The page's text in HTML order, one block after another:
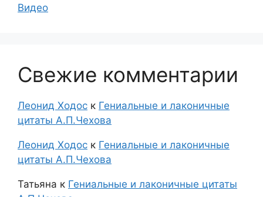
Видео
Свежие комментарии
Леонид Ходос к Гениальные и лаконичные
цитаты А.П.Чехова
Леонид Ходос к Гениальные и лаконичные
цитаты А.П.Чехова
Татьяна к Гениальные и лаконичные цитаты